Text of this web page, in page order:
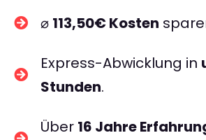
⌀ 113,50€ Kosten
Express-Abwicklung in
Stunden.
Über 16 Jahre